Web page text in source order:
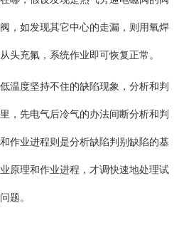
，如发现其它中心的走漏，则用氧焊
头充氟，系统作业即可恢复正常。
温度坚持不住的缺陷现象，分析和判
，先电气后冷气的办法间断分析和判
作业进程则是分析缺陷判别缺陷的基
原理和作业进程，才调快速地处理试
题。